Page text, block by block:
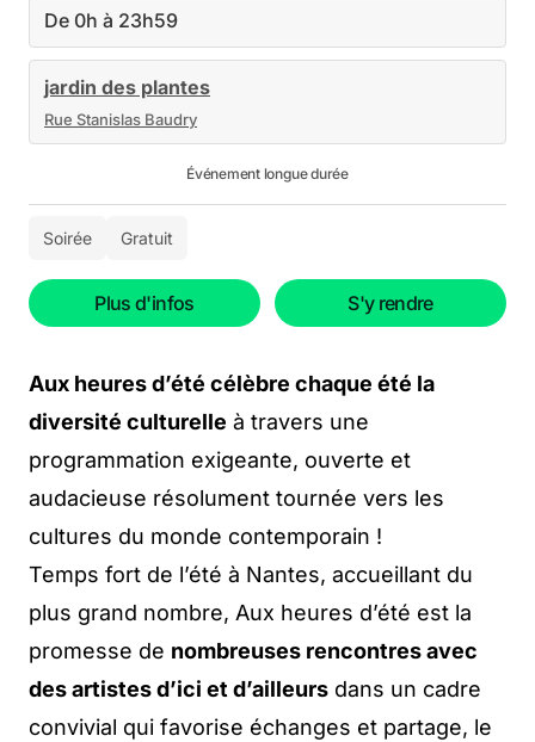
De 0h à 23h59
jardin des plantes
Rue Stanislas Baudry
Événement longue durée
Soirée Gratuit
Plus d'infos S'y rendre
Aux heures d’été célèbre chaque été la
diversité culturelle à travers une
programmation exigeante, ouverte et
audacieuse résolument tournée vers les
cultures du monde contemporain !
Temps fort de l’été à Nantes, accueillant du
plus grand nombre, Aux heures d’été est la
promesse de nombreuses rencontres avec
des artistes d’ici et d’ailleurs dans un cadre
convivial qui favorise échanges et partage, le